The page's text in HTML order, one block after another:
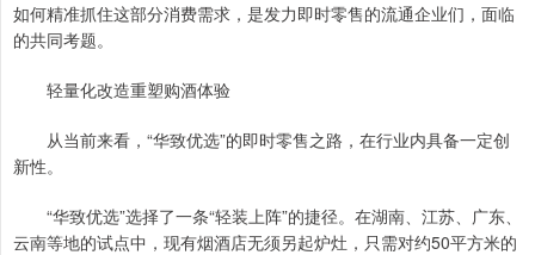
如何精准抓住这部分消费需求，是发力即时零售的流通企业们，面临
的共同考题。
轻量化改造重塑购酒体验
从当前来看，“华致优选”的即时零售之路，在行业内具备一定创
新性。
“华致优选”选择了一条“轻装上阵”的捷径。在湖南、江苏、广东、
云南等地的试点中，现有烟酒店无须另起炉灶，只需对约50平方米的